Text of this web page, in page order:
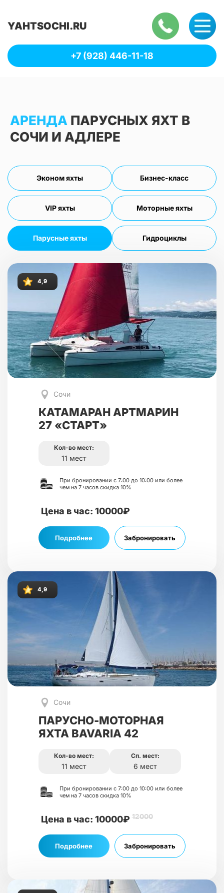
YAHTSOCHI.RU
+7 (928) 446-11-18
АРЕНДА ПАРУСНЫХ ЯХТ В
СОЧИ И АДЛЕРЕ
Эконом яхты Бизнес-класс
VIP яхты Моторные яхты
Парусные яхты Гидроциклы
4,9
Сочи
КАТАМАРАН АРТМАРИН
27 «СТАРТ»
Кол-во мест:
11 мест
При бронировании с 7:00 до 10:00 или более
чем на 7 часов скидка 10%
Цена в час: 10000₽
Подробнее Забронировать
4,9
Сочи
ПАРУСНО-МОТОРНАЯ
ЯХТА BAVARIA 42
Кол-во мест:
11 мест
Сп. мест:
6 мест
При бронировании с 7:00 до 10:00 или более
чем на 7 часов скидка 10%
Цена в час: 10000₽ 12000
Подробнее Забронировать